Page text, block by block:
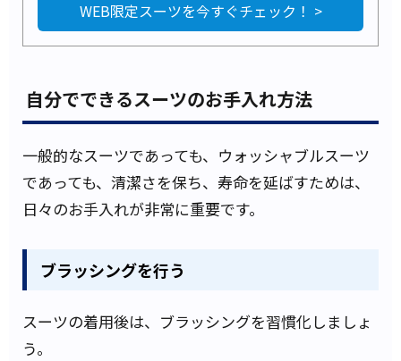
WEB限定スーツを今すぐチェック！ >
自分でできるスーツのお手入れ方法
一般的なスーツであっても、ウォッシャブルスーツ
であっても、清潔さを保ち、寿命を延ばすためは、
日々のお手入れが非常に重要です。
ブラッシングを行う
スーツの着用後は、ブラッシングを習慣化しましょ
う。